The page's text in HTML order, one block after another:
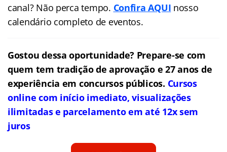
canal? Não perca tempo. Confira AQUI nosso
calendário completo de eventos.
Gostou dessa oportunidade? Prepare-se com
quem tem tradição de aprovação e 27 anos de
experiência em concursos públicos. Cursos
online com início imediato, visualizações
ilimitadas e parcelamento em até 12x sem
juros